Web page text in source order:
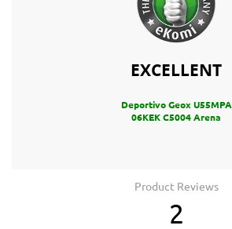
EXCELLENT
Deportivo Geox U55MPA
06KEK C5004 Arena
Product Reviews
2